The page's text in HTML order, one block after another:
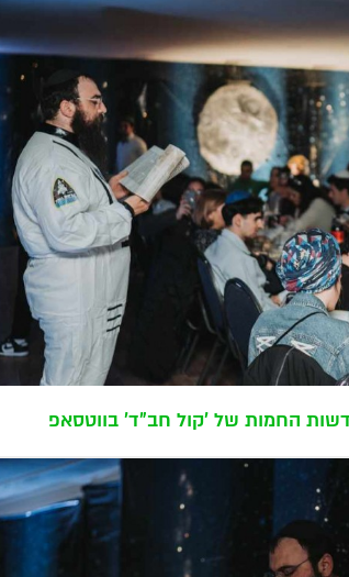
החמות של 'קול חב"ד' בווטסאפ